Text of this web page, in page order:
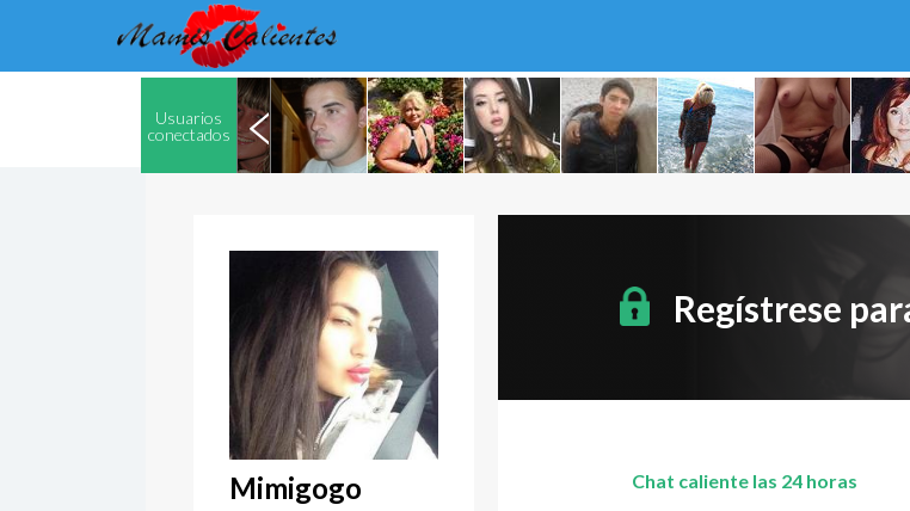
Usuarios
conectados
Mimigogo
Regístrese
Chat caliente las 24 horas